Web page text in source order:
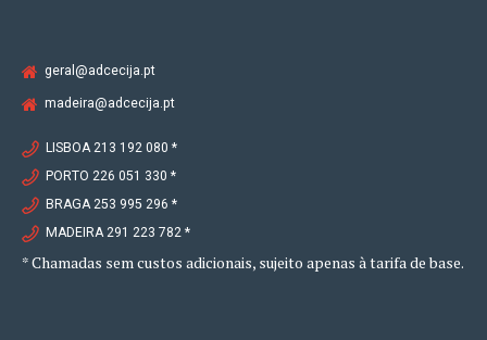
geral@adcecija.pt
madeira@adcecija.pt
LISBOA 213 192 080 *
PORTO 226 051 330 *
BRAGA 253 995 296 *
MADEIRA 291 223 782 *
* Chamadas sem custos adicionais, sujeito apenas à tarifa de base.